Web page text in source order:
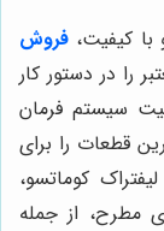
کیفیت، فروش
را در دستور کار
سیستم فرمان
قطعات را برای
کوماتسو،
مطرح، از جمله